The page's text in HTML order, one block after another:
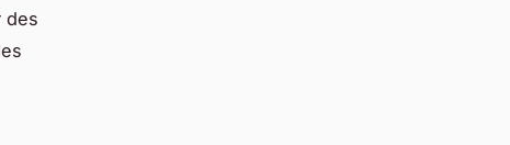
des